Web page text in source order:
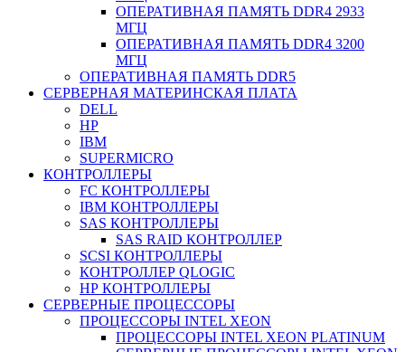
ОПЕРАТИВНАЯ ПАМЯТЬ DDR4 2933
МГЦ
ОПЕРАТИВНАЯ ПАМЯТЬ DDR4 3200
МГЦ
ОПЕРАТИВНАЯ ПАМЯТЬ DDR5
СЕРВЕРНАЯ МАТЕРИНСКАЯ ПЛАТА
DELL
HP
IBM
SUPERMICRO
КОНТРОЛЛЕРЫ
FC КОНТРОЛЛЕРЫ
IBM КОНТРОЛЛЕРЫ
SAS КОНТРОЛЛЕРЫ
SAS RAID КОНТРОЛЛЕР
SCSI КОНТРОЛЛЕРЫ
КОНТРОЛЛЕР QLOGIC
НР КОНТРОЛЛЕРЫ
СЕРВЕРНЫЕ ПРОЦЕССОРЫ
ПРОЦЕССОРЫ INTEL XEON
ПРОЦЕССОРЫ INTEL XEON PLATINUM